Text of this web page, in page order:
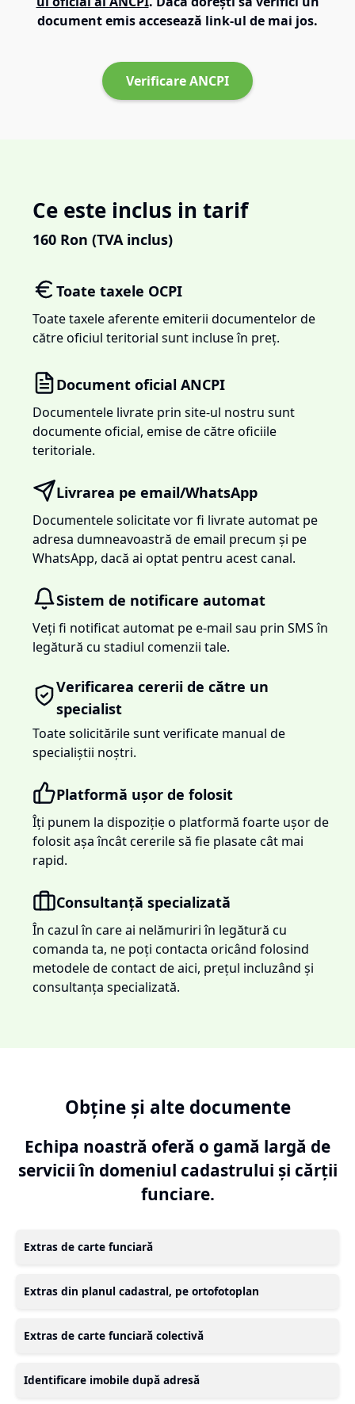
document emis accesează link-ul de mai jos.
Verificare ANCPI
Ce este inclus in tarif
160 Ron (TVA inclus)
Toate taxele OCPI
Toate taxele aferente emiterii documentelor de
către oficiul teritorial sunt incluse în preț.
Document oficial ANCPI
Documentele livrate prin site-ul nostru sunt
documente oficial, emise de către oficiile
teritoriale.
Livrarea pe email/WhatsApp
Documentele solicitate vor fi livrate automat pe
adresa dumneavoastră de email precum și pe
WhatsApp, dacă ai optat pentru acest canal.
Sistem de notificare automat
Veți fi notificat automat pe e-mail sau prin SMS în
legătură cu stadiul comenzii tale.
Verificarea cererii de către un
specialist
Toate solicitările sunt verificate manual de
specialiștii noștri.
Platformă ușor de folosit
Îți punem la dispoziție o platformă foarte ușor de
folosit așa încât cererile să fie plasate cât mai
rapid.
Consultanță specializată
În cazul în care ai nelămuriri în legătură cu
comanda ta, ne poți contacta oricând folosind
metodele de contact de aici, prețul incluzând și
consultanța specializată.
Obține și alte documente
Echipa noastră oferă o gamă largă de
servicii în domeniul cadastrului și cărții
funciare.
Extras de carte funciară
Extras din planul cadastral, pe ortofotoplan
Extras de carte funciară colectivă
Identificare imobile după adresă